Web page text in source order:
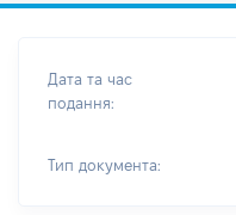
Дата та час
подання:
Тип документа: